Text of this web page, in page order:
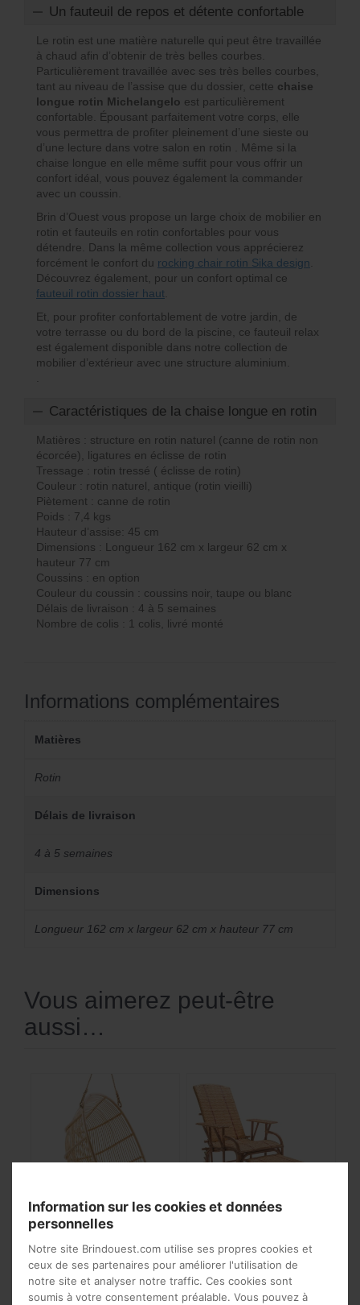
Un fauteuil de repos et détente confortable
Le rotin est une matière naturelle qui peut être travaillée
à chaud afin d’obtenir de très belles courbes.
Particulièrement travaillée avec ses très belles courbes,
tant au niveau de l’assise que du dossier, cette chaise
longue rotin Michelangelo est particulièrement
confortable. Épousant parfaitement votre corps, elle
vous permettra de profiter pleinement d’une sieste ou
d’une lecture dans votre salon en rotin . Même si la
chaise longue en elle même suffit pour vous offrir un
confort idéal, vous pouvez également la commander
avec un coussin.
Brin d’Ouest vous propose un large choix de mobilier en
rotin et fauteuils en rotin confortables pour vous
détendre. Dans la même collection vous apprécierez
forcément le confort du rocking chair rotin Sika design
Découvrez également, pour un confort optimal ce
fauteuil rotin dossier haut
Et, pour profiter confortablement de votre jardin, de
votre terrasse ou du bord de la piscine, ce fauteuil relax
est également disponible dans notre collection de
mobilier d’extérieur avec une structure aluminium.
Caractéristiques de la chaise longue en rotin
Matières : structure en rotin naturel (canne de rotin non
écorcée), ligatures en éclisse de rotin
Tressage : rotin tressé ( éclisse de rotin)
Couleur : rotin naturel, antique (rotin vieilli)
Piètement : canne de rotin
Poids : 7,4 kgs
Hauteur d’assise: 45 cm
Dimensions : Longueur 162 cm x largeur 62 cm x
hauteur 77 cm
Coussins : en option
Couleur du coussin : coussins noir, taupe ou blanc
Délais de livraison : 4 à 5 semaines
Nombre de colis : 1 colis, livré monté
Informations complémentaires
Matières
Rotin
Délais de livraison
4 à 5 semaines
Dimensions
Longueur 162 cm x largeur 62 cm x hauteur 77 cm
Vous aimerez peut-être
aussi…
Balancelle à suspendre
Renoir de Sika Design
à partir de629€
Chaise longue rotin et
repose pied style belle
époque
Information sur les cookies et données
personnelles
Notre site Brindouest.com utilise ses propres cookies et
ceux de ses partenaires pour améliorer l'utilisation de
notre site et analyser notre traffic. Ces cookies sont
soumis à votre consentement préalable. Vous pouvez à